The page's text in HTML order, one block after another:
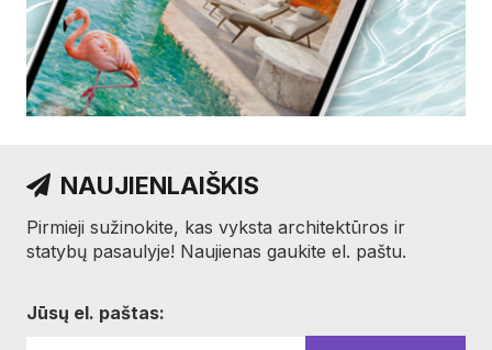
NAUJIENLAIŠKIS
Pirmieji sužinokite, kas vyksta architektūros ir
statybų pasaulyje! Naujienas gaukite el. paštu.
Jūsų el. paštas: